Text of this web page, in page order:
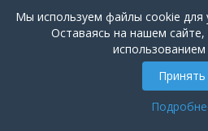
TIMA - посуда для
кухонные аксессуары
БИОСТАЛЬ - ТЕРМОСА
Мы используем файлы cookie для
Оставаясь на нашем
Принять